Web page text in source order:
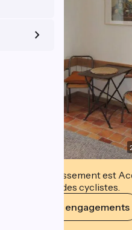
Cet établissement est
accueillir des cyclistes.
Voir ses engagements